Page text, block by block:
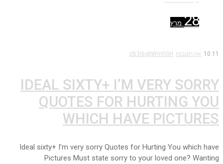
28 מרץ
10:11 אין תגובות zB3i6gbWmhSH
IDEAL SIXTY+ I’M VERY SORRY
QUOTES FOR HURTING YOU
WHICH HAVE PICTURES
Ideal sixty+ I’m very sorry Quotes for Hurting You which have
Pictures Must state sorry to your loved one? Wanting